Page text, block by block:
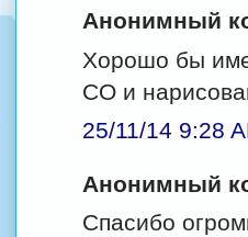
Анонимный
Хорошо бы
СО и
25/11/14 9:28
Анонимный
Спасибо